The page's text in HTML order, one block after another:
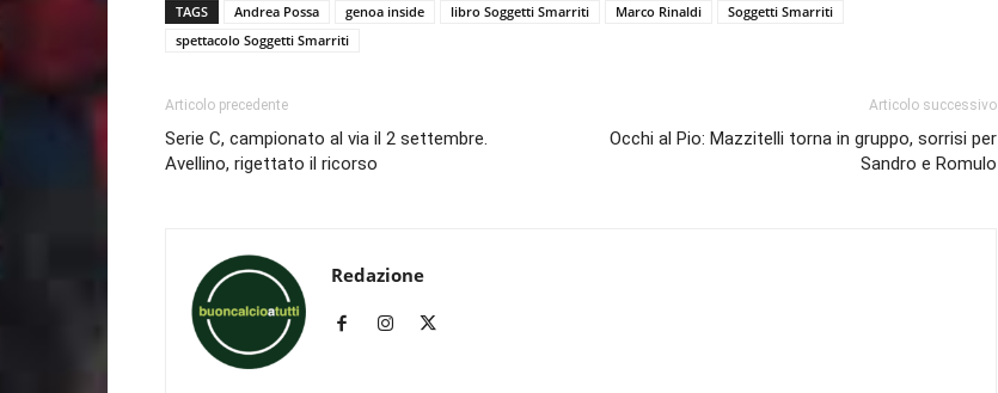
TAGS Andrea Possa genoa inside libro Soggetti Smarriti Marco Rinaldi
Soggetti Smarriti
spettacolo Soggetti Smarriti
Articolo precedente
Serie C, campionato al via il 2 settembre.
Avellino, rigettato il ricorso
Articolo successivo
Occhi al Pio: Mazzitelli torna in gruppo, sorrisi per
Sandro e Romulo
Redazione